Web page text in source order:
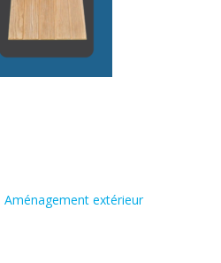
Aménagement extérieur